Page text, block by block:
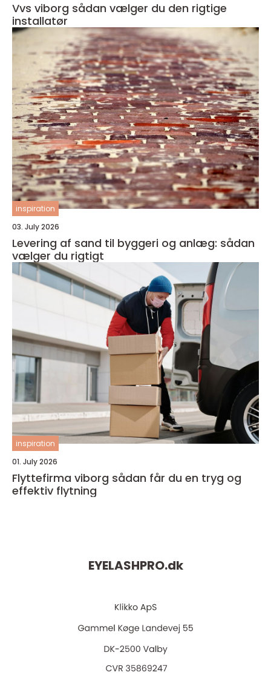
Vvs viborg sådan vælger du den rigtige
installatør
inspiration
03. July 2026
Levering af sand til byggeri og anlæg: sådan
vælger du rigtigt
inspiration
01. July 2026
Flyttefirma viborg sådan får du en tryg og
effektiv flytning
EYELASHPRO.dk